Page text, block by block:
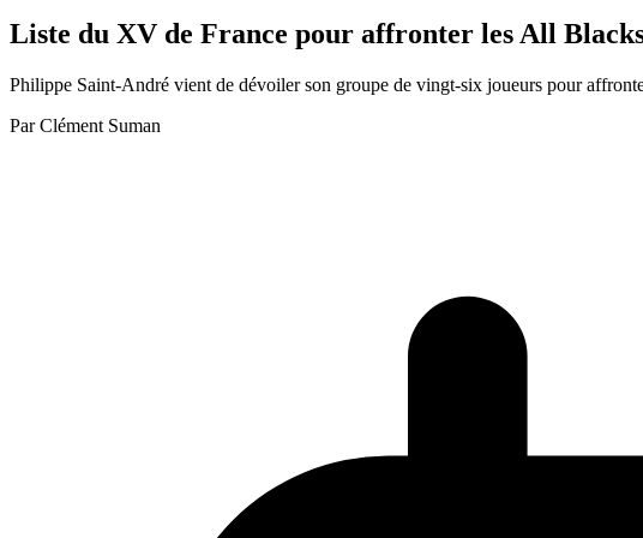
Liste du XV de France pour affronter les All
Philippe Saint-André vient de dévoiler son groupe de vingt-six joueurs pour
Par Clément Suman